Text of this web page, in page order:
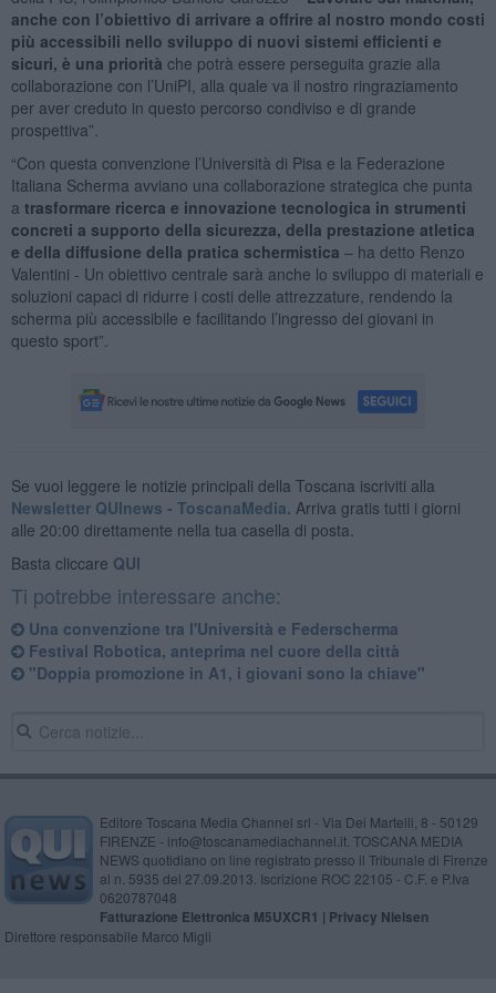
anche con l’obiettivo di arrivare a offrire al nostro mondo costi
più accessibili nello sviluppo di nuovi sistemi efficienti e
sicuri, è una priorità che potrà essere perseguita grazie alla
collaborazione con l’UniPI, alla quale va il nostro ringraziamento
per aver creduto in questo percorso condiviso e di grande
prospettiva”.
“Con questa convenzione l’Università di Pisa e la Federazione
Italiana Scherma avviano una collaborazione strategica che punta
a trasformare ricerca e innovazione tecnologica in strumenti
concreti a supporto della sicurezza, della prestazione atletica
e della diffusione della pratica schermistica – ha detto Renzo
Valentini - Un obiettivo centrale sarà anche lo sviluppo di materiali e
soluzioni capaci di ridurre i costi delle attrezzature, rendendo la
scherma più accessibile e facilitando l’ingresso dei giovani in
questo sport”.
Se vuoi leggere le notizie principali della Toscana iscriviti alla
Newsletter QUInews - ToscanaMedia. Arriva gratis tutti i giorni
alle 20:00 direttamente nella tua casella di posta.
Basta cliccare QUI
Ti potrebbe interessare anche:
Una convenzione tra l'Università e Federscherma
Festival Robotica, anteprima nel cuore della città
"Doppia promozione in A1, i giovani sono la chiave"
Editore Toscana Media Channel srl - Via Dei Martelli, 8 - 50129
FIRENZE - info@toscanamediachannel.it. TOSCANA MEDIA
NEWS quotidiano on line registrato presso il Tribunale di Firenze
al n. 5935 del 27.09.2013. Iscrizione ROC 22105 - C.F. e P.Iva
0620787048
Fatturazione Elettronica M5UXCR1 | Privacy Nielsen
Direttore responsabile Marco Migli